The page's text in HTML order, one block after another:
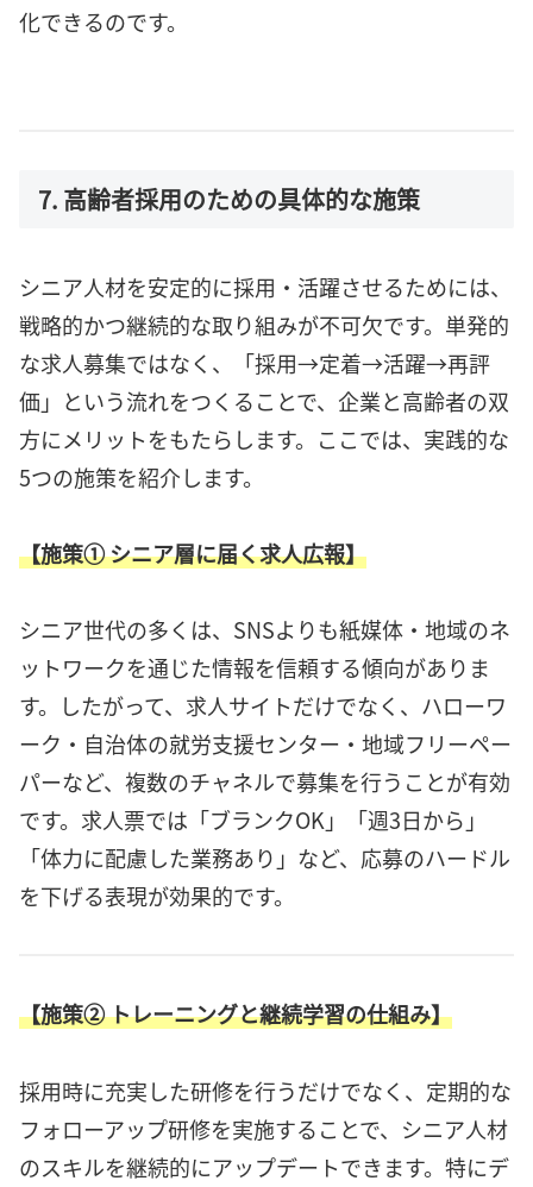
化できるのです。
7. 高齢者採用のための具体的な施策
シニア人材を安定的に採用・活躍させるためには、
戦略的かつ継続的な取り組みが不可欠です。単発的
な求人募集ではなく、「採用→定着→活躍→再評
価」という流れをつくることで、企業と高齢者の双
方にメリットをもたらします。ここでは、実践的な
5つの施策を紹介します。
【施策① シニア層に届く求人広報】
シニア世代の多くは、SNSよりも紙媒体・地域のネ
ットワークを通じた情報を信頼する傾向がありま
す。したがって、求人サイトだけでなく、ハローワ
ーク・自治体の就労支援センター・地域フリーペー
パーなど、複数のチャネルで募集を行うことが有効
です。求人票では「ブランクOK」「週3日から」
「体力に配慮した業務あり」など、応募のハードル
を下げる表現が効果的です。
【施策② トレーニングと継続学習の仕組み】
採用時に充実した研修を行うだけでなく、定期的な
フォローアップ研修を実施することで、シニア人材
のスキルを継続的にアップデートできます。特にデ